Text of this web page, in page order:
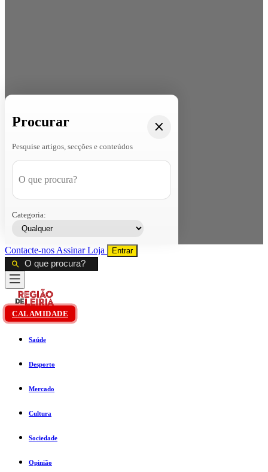
Procurar
Pesquise artigos, secções e conteúdos
Categoria:
Contacte-nos AssinarLoja Entrar
CALAMIDADE
Saúde
Desporto
Mercado
Cultura
Sociedade
Opinião